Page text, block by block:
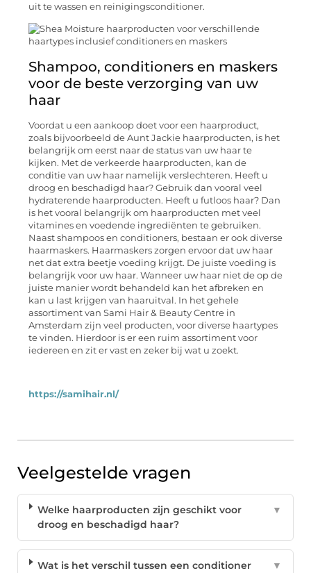
uit te wassen en reinigingsconditioner.
Shampoo, conditioners en maskers
voor de beste verzorging van uw
haar
Voordat u een aankoop doet voor een haarproduct,
zoals bijvoorbeeld de Aunt Jackie haarproducten, is het
belangrijk om eerst naar de status van uw haar te
kijken. Met de verkeerde haarproducten, kan de
conditie van uw haar namelijk verslechteren. Heeft u
droog en beschadigd haar? Gebruik dan vooral veel
hydraterende haarproducten. Heeft u futloos haar? Dan
is het vooral belangrijk om haarproducten met veel
vitamines en voedende ingrediënten te gebruiken.
Naast shampoos en conditioners, bestaan er ook diverse
haarmaskers. Haarmaskers zorgen ervoor dat uw haar
net dat extra beetje voeding krijgt. De juiste voeding is
belangrijk voor uw haar. Wanneer uw haar niet de op de
juiste manier wordt behandeld kan het afbreken en
kan u last krijgen van haaruitval. In het gehele
assortiment van Sami Hair & Beauty Centre in
Amsterdam zijn veel producten, voor diverse haartypes
te vinden. Hierdoor is er een ruim assortiment voor
iedereen en zit er vast en zeker bij wat u zoekt.
https://samihair.nl/
Veelgestelde vragen
Welke haarproducten zijn geschikt voor
droog en beschadigd haar?
▼
Wat is het verschil tussen een conditioner
▼